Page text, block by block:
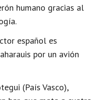
humano gracias al
español es
por un avión
(País Vasco),